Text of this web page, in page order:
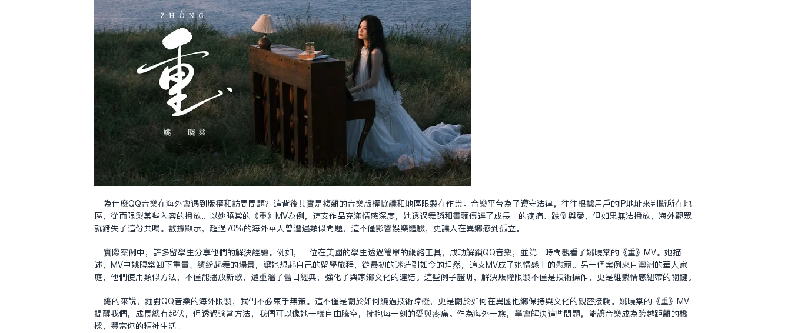
為什麼QQ音樂在海外會遇到版權和訪問問題？這背後其實是複雜的音樂版權協議和地區限制在作祟。音樂平台為了遵守法律，往往根據用戶的IP地址來判斷所在地
區，從而限制某些內容的播放。以姚曉棠的《重》MV為例，這支作品充滿情感深度，她透過舞蹈和畫面傳達了成長中的疼痛、跌倒與愛，但如果無法播放，海外觀眾
就錯失了這份共鳴。數據顯示，超過70%的海外華人曾遭遇類似問題，這不僅影響娛樂體驗，更讓人在異鄉感到孤立。
實際案例中，許多留學生分享他們的解決經驗。例如，一位在美國的學生透過簡單的網絡工具，成功解鎖QQ音樂，並第一時間觀看了姚曉棠的《重》MV。她描
述，MV中姚曉棠卸下重量、繽紛起舞的場景，讓她想起自己的留學旅程，從最初的迷茫到如今的坦然，這支MV成了她情感上的慰藉。另一個案例來自澳洲的華人家
庭，他們使用類似方法，不僅能播放新歌，還重溫了舊日經典，強化了與家鄉文化的連結。這些例子證明，解決版權限制不僅是技術操作，更是維繫情感紐帶的關鍵。
總的來說，面對QQ音樂的海外限制，我們不必束手無策。這不僅是關於如何繞過技術障礙，更是關於如何在異國他鄉保持與文化的親密接觸。姚曉棠的《重》MV
提醒我們，成長總有起伏，但透過適當方法，我們可以像她一樣自由騰空，擁抱每一刻的愛與疼痛。作為海外一族，學會解決這些問題，能讓音樂成為跨越距離的橋
樑，豐富你的精神生活。